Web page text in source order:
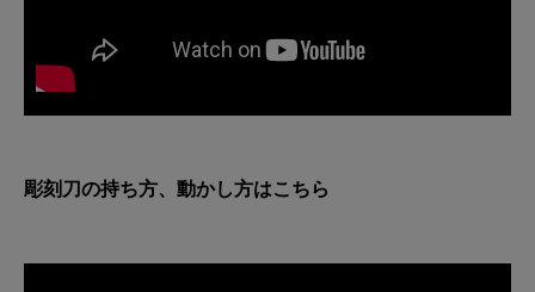
彫刻刀の持ち方、動かし方はこちら